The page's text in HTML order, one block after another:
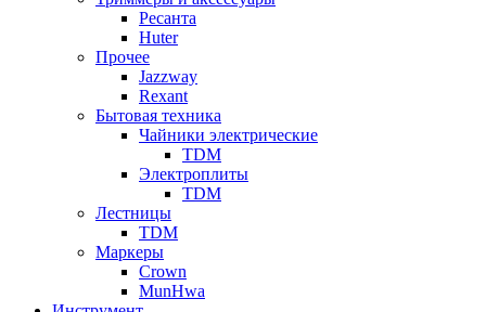
Ресанта
Huter
Прочее
Jazzway
Rexant
Бытовая техника
Чайники электрические
TDM
Электроплиты
TDM
Лестницы
TDM
Маркеры
Crown
MunHwa